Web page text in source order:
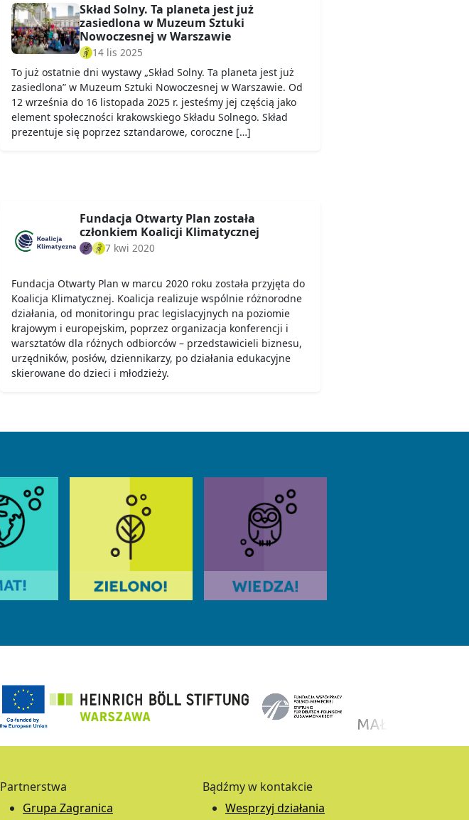
Skład Solny. Ta planeta jest już
zasiedlona w Muzeum Sztuki
Nowoczesnej w Warszawie
14 lis 2025
To już ostatnie dni wystawy „Skład Solny. Ta planeta jest już
zasiedlona” w Muzeum Sztuki Nowoczesnej w Warszawie. Od
12 września do 16 listopada 2025 r. jesteśmy jej częścią jako
element społeczności krakowskiego Składu Solnego. Skład
prezentuje się poprzez sztandarowe, coroczne […]
Fundacja Otwarty Plan została
członkiem Koalicji Klimatycznej
7 kwi 2020
Fundacja Otwarty Plan w marcu 2020 roku została przyjęta do
Koalicja Klimatycznej. Koalicja realizuje wspólnie różnorodne
działania, od monitoringu prac legislacyjnych na poziomie
krajowym i europejskim, poprzez organizacja konferencji i
warsztatów dla różnych odbiorców – przedstawicieli biznesu,
urzędników, posłów, dziennikarzy, po działania edukacyjne
skierowane do dzieci i młodzieży.
Partnerstwa
Grupa Zagranica
Bądźmy w kontakcie
Wesprzyj działania